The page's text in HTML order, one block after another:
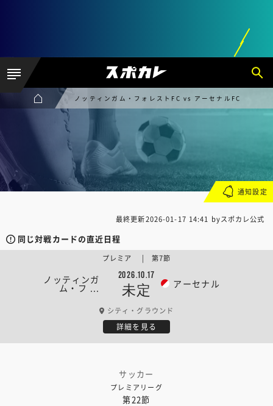
ノッティンガム・フォレストFC vs アーセナルFC
最終更新2026-01-17 14:41 byスポカレ公式
同じ対戦カードの直近日程
ノッティンガ
ム・フ ...
2026.10.17
未定 アーセナル
プレミア | 第7節
シティ・グラウンド
詳細を見る
サッカー
プレミアリーグ
第22節
通知設定